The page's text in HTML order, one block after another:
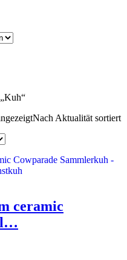
Nach Aktualität sortiert
ceramic